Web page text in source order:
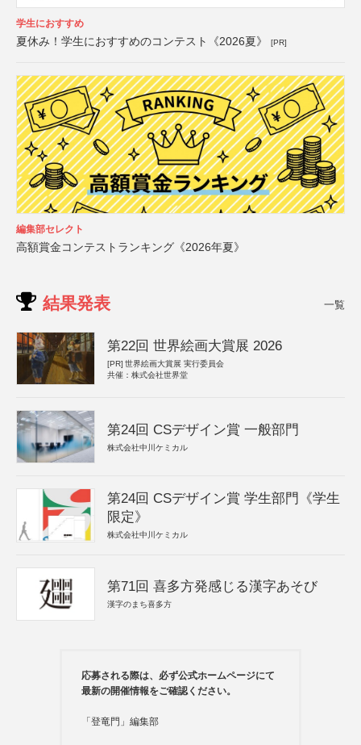
学生におすすめ
夏休み！学生におすすめのコンテスト《2026夏》 [PR]
編集部セレクト
高額賞金コンテストランキング《2026年夏》
結果発表 一覧
第22回 世界絵画大賞展 2026
[PR] 世界絵画大賞展 実行委員会
共催：株式会社世界堂
第24回 CSデザイン賞 一般部門
株式会社中川ケミカル
第24回 CSデザイン賞 学生部門《学生
限定》
株式会社中川ケミカル
第71回 喜多方発感じる漢字あそび
漢字のまち喜多方
応募される際は、必ず公式ホームページにて
最新の開催情報をご確認ください。
「登竜門」編集部